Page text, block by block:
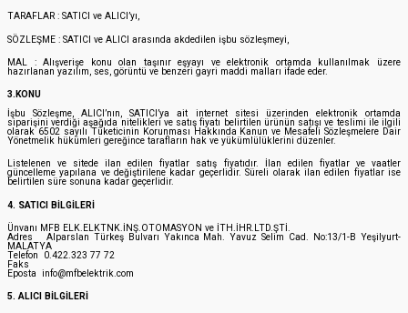
TARAFLAR : SATICI ve ALICI’yı,
SÖZLEŞME : SATICI ve ALICI arasında akdedilen işbu sözleşmeyi,
MAL : Alışverişe konu olan taşınır eşyayı ve elektronik ortamda kullanılmak üzere
hazırlanan yazılım, ses, görüntü ve benzeri gayri maddi malları ifade eder.
3.KONU
İşbu Sözleşme, ALICI’nın, SATICI’ya ait internet sitesi üzerinden elektronik ortamda
siparişini verdiği aşağıda nitelikleri ve satış fiyatı belirtilen ürünün satışı ve teslimi ile ilgili
olarak 6502 sayılı Tüketicinin Korunması Hakkında Kanun ve Mesafeli Sözleşmelere Dair
Yönetmelik hükümleri gereğince tarafların hak ve yükümlülüklerini düzenler.
Listelenen ve sitede ilan edilen fiyatlar satış fiyatıdır. İlan edilen fiyatlar ve vaatler
güncelleme yapılana ve değiştirilene kadar geçerlidir. Süreli olarak ilan edilen fiyatlar ise
belirtilen süre sonuna kadar geçerlidir.
4. SATICI BİLGİLERİ
Ünvanı MFB ELK.ELKTNK.İNŞ.OTOMASYON ve İTH.İHR.LTD.ŞTİ.
Adres Alparslan Türkeş Bulvarı Yakınca Mah. Yavuz Selim Cad. No:13/1-B Yeşilyurt-
MALATYA
Telefon 0.422.323 77 72
Faks
Eposta info@mfbelektrik.com
5. ALICI BİLGİLERİ